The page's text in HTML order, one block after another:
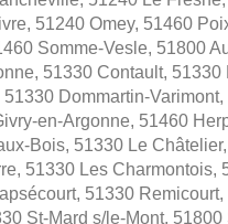
51240 Omey, 51460
Somme-Vesle, 51800
51330 Contault, 51330
51330 Dommartin-
en-Argonne, 51460
Bois, 51330 Le
51330 Les Charmontois,
51330 Remicourt,
St-Mard s/le-Mont,